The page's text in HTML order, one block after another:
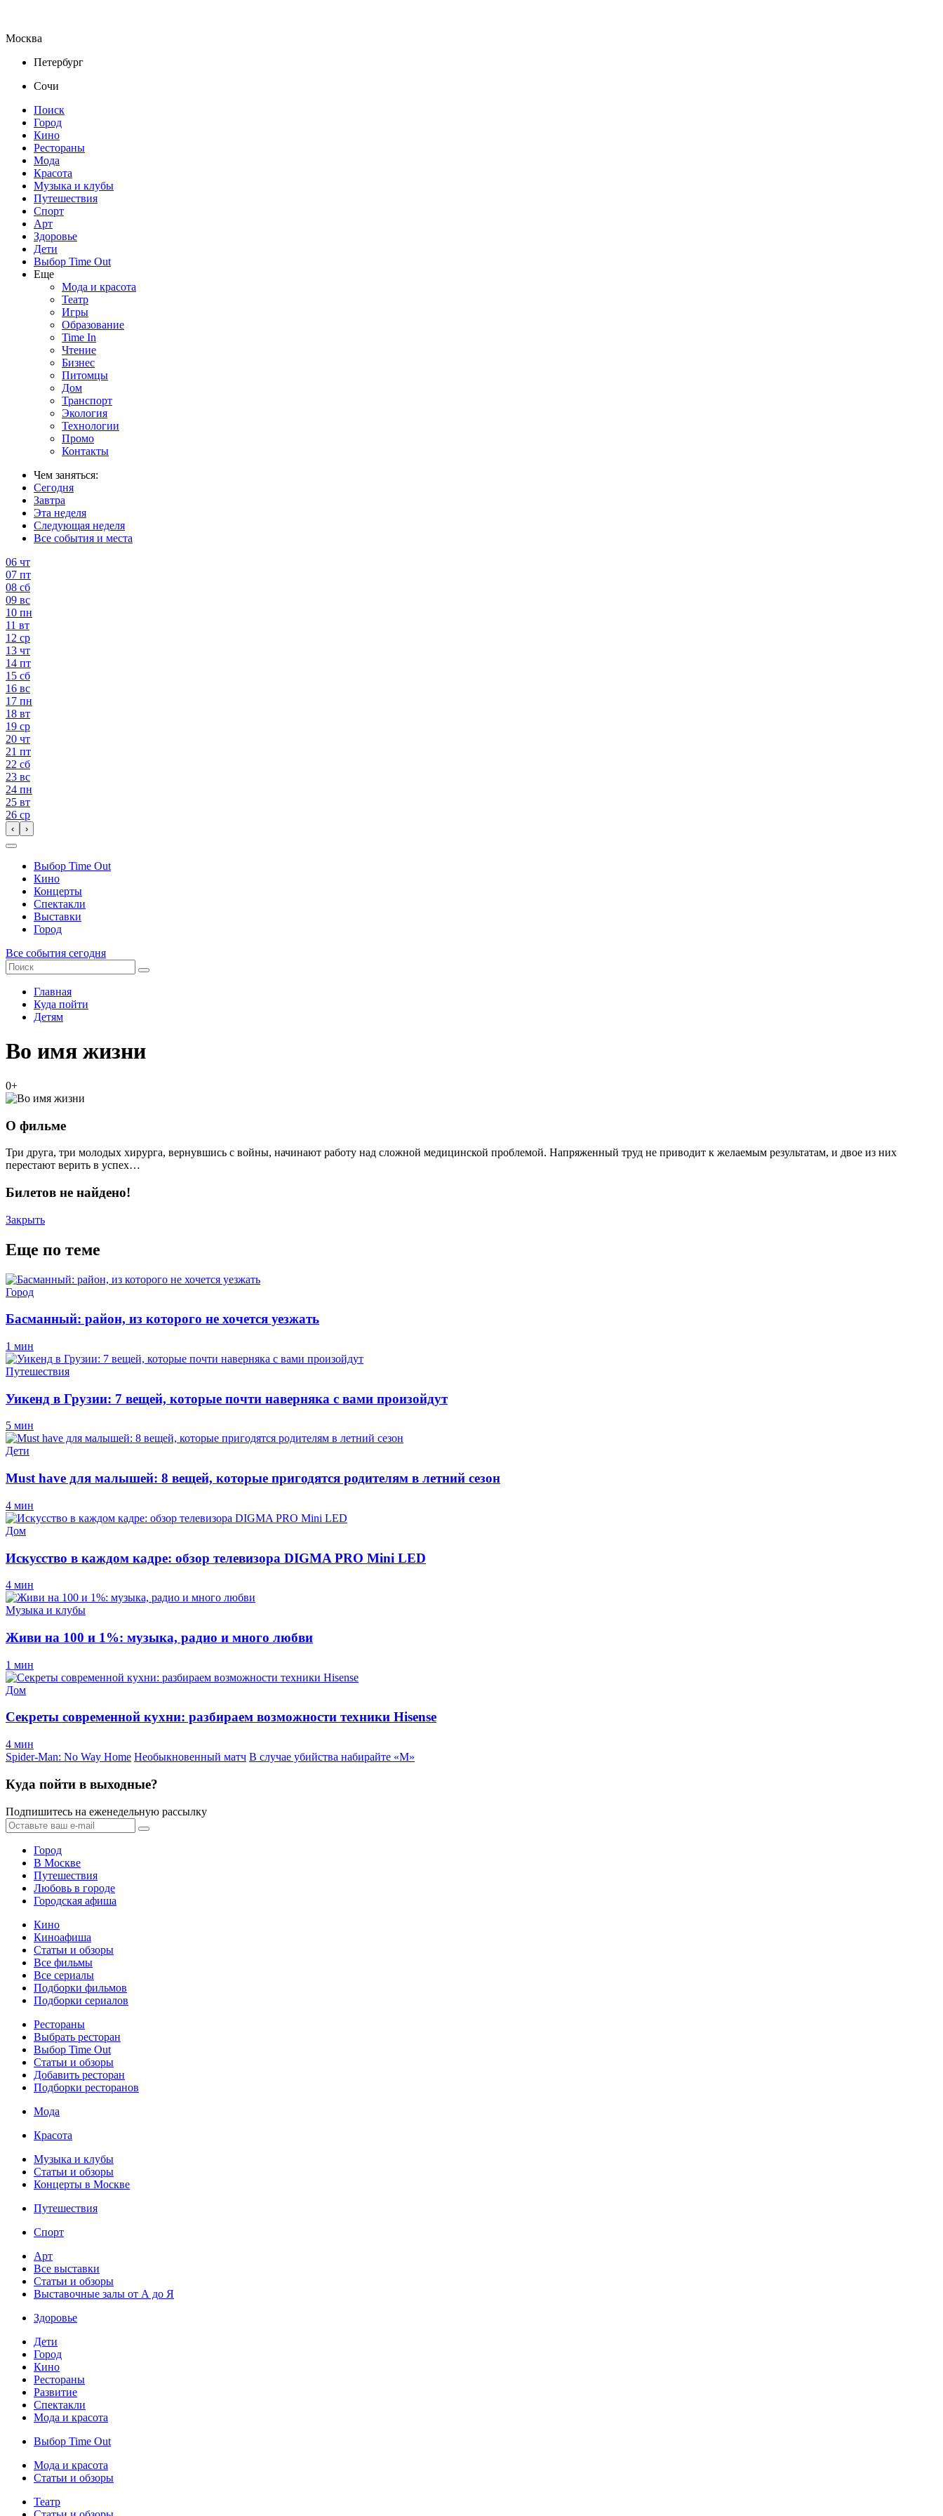
Москва
Петербург
Сочи
Поиск
Город
Кино
Рестораны
Мода
Красота
Музыка и клубы
Путешествия
Спорт
Арт
Здоровье
Дети
Выбор Time Out
Еще
Мода и красота
Театр
Игры
Образование
Time In
Чтение
Бизнес
Питомцы
Дом
Транспорт
Экология
Технологии
Промо
Контакты
Чем заняться:
Сегодня
Завтра
Эта неделя
Следующая неделя
Все события и места
06 чт
07 пт
08 сб
09 вс
10 пн
11 вт
12 ср
13 чт
14 пт
15 сб
16 вс
17 пн
18 вт
19 ср
20 чт
21 пт
22 сб
23 вс
24 пн
25 вт
26 ср
‹ ›
Выбор Time Out
Кино
Концерты
Спектакли
Выставки
Город
Все события сегодня
Главная
Куда пойти
Детям
Во имя жизни
0+
О фильме
Три друга, три молодых хирурга, вернувшись с войны, начинают работу над сложной медицинской проблемой. Напряженный труд не приводит к желаемым результатам, и двое из них
перестают верить в успех…
Билетов не найдено!
Закрыть
Еще по теме
Город
Басманный: район, из которого не хочется уезжать
1 мин
Путешествия
Уикенд в Грузии: 7 вещей, которые почти наверняка с вами произойдут
5 мин
Дети
Must have для малышей: 8 вещей, которые пригодятся родителям в летний сезон
4 мин
Дом
Искусство в каждом кадре: обзор телевизора DIGMA PRO Mini LED
4 мин
Музыка и клубы
Живи на 100 и 1%: музыка, радио и много любви
1 мин
Дом
Секреты современной кухни: разбираем возможности техники Hisense
4 мин
Spider-Man: No Way Home Необыкновенный матч В случае убийства набирайте «М»
Куда пойти в выходные?
Подпишитесь на еженедельную рассылку
Город
В Москве
Путешествия
Любовь в городе
Городская афиша
Кино
Киноафиша
Статьи и обзоры
Все фильмы
Все сериалы
Подборки фильмов
Подборки сериалов
Рестораны
Выбрать ресторан
Выбор Time Out
Статьи и обзоры
Добавить ресторан
Подборки ресторанов
Мода
Красота
Музыка и клубы
Статьи и обзоры
Концерты в Москве
Путешествия
Спорт
Арт
Все выставки
Статьи и обзоры
Выставочные залы от А до Я
Здоровье
Дети
Город
Кино
Рестораны
Развитие
Спектакли
Мода и красота
Выбор Time Out
Мода и красота
Статьи и обзоры
Театр